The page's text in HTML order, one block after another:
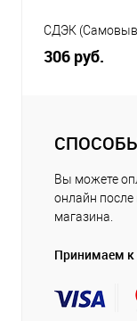
СДЭК
306 руб.
Вы можете
онлайн
магазина.
Принимаем к